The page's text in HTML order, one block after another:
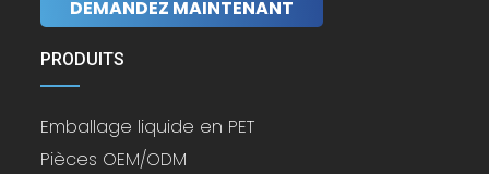
DEMANDEZ MAINTENANT
PRODUITS
Emballage liquide en PET
Pièces OEM/ODM